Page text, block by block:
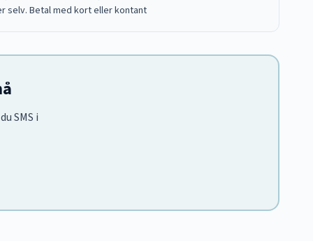
selv. Betal med kort eller kontant
SMS i